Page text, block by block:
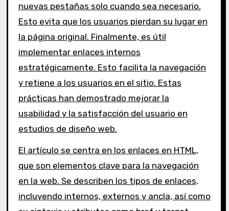
nuevas pestañas solo cuando sea necesario.
Esto evita que los usuarios pierdan su lugar en
la página original. Finalmente, es útil
implementar enlaces internos
estratégicamente. Esto facilita la navegación
y retiene a los usuarios en el sitio. Estas
prácticas han demostrado mejorar la
usabilidad y la satisfacción del usuario en
estudios de diseño web.
El artículo se centra en los enlaces en HTML,
que son elementos clave para la navegación
en la web. Se describen los tipos de enlaces,
incluyendo internos, externos y ancla, así como